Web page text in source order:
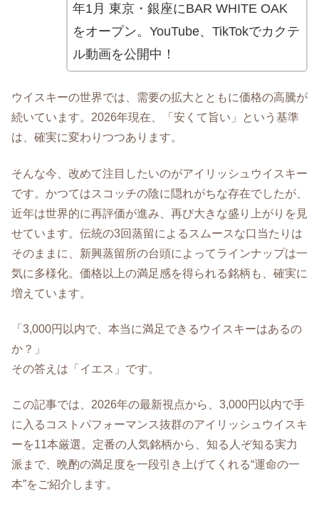
年1月 東京・銀座にBAR WHITE OAK
をオープン。YouTube、TikTokでカクテ
ル動画を公開中！
ウイスキーの世界では、需要の拡大とともに価格の高騰が
続いています。2026年現在、「安くて旨い」という基準
は、確実に変わりつつあります。
そんな今、改めて注目したいのがアイリッシュウイスキー
です。かつてはスコッチの陰に隠れがちな存在でしたが、
近年は世界的に再評価が進み、再び大きな盛り上がりを見
せています。伝統の3回蒸留によるスムースな口当たりは
そのままに、新興蒸留所の台頭によってラインナップは一
気に多様化。価格以上の満足感を得られる銘柄も、確実に
増えています。
「3,000円以内で、本当に満足できるウイスキーはあるの
か？」
その答えは「イエス」です。
この記事では、2026年の最新視点から、3,000円以内で手
に入るコストパフォーマンス抜群のアイリッシュウイスキ
ーを11本厳選。定番の人気銘柄から、知る人ぞ知る実力
派まで、晩酌の満足度を一段引き上げてくれる“運命の一
本”をご紹介します。